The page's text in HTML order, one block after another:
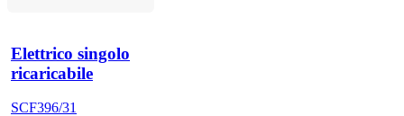
Elettrico singolo
ricaricabile
SCF396/31